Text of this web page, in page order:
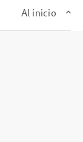
Al inicio